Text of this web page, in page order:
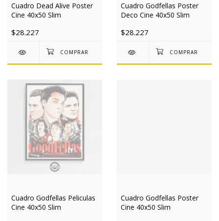
Cuadro Dead Alive Poster
Cine 40x50 Slim
$28.227
Cuadro Godfellas Poster
Deco Cine 40x50 Slim
$28.227
Cuadro Godfellas Peliculas
Cine 40x50 Slim
Cuadro Godfellas Poster
Cine 40x50 Slim